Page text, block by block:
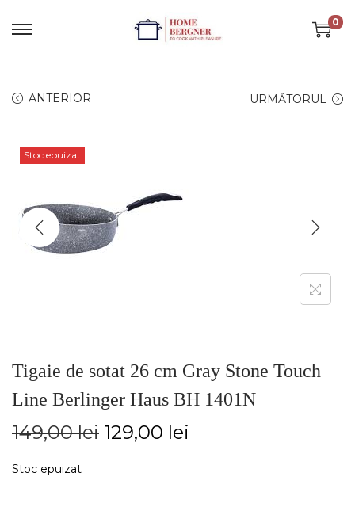
0
ANTERIOR URMĂTORUL
Stoc epuizat
Tigaie de sotat 26 cm Gray Stone Touch
Line Berlinger Haus BH 1401N
149,00lei 129,00 lei
Stoc epuizat